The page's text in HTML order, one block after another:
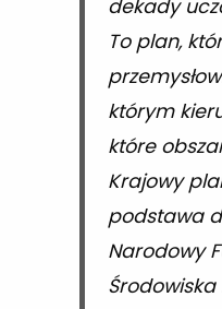
dekady
To plan,
którym
które
Krajowy
podstawa
Narodowy